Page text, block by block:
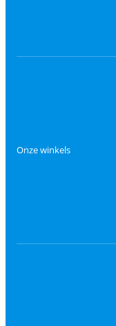
Onze winkels